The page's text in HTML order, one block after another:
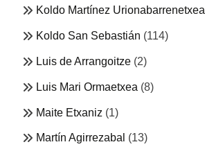
Koldo Martínez Urionabarrenetxea
Koldo San Sebastián (114)
Luis de Arrangoitze (2)
Luis Mari Ormaetxea (8)
Maite Etxaniz (1)
Martín Agirrezabal (13)